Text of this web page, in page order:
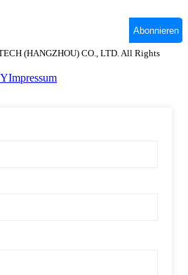
(HANGZHOU) CO., LTD. All Rights
Impressum